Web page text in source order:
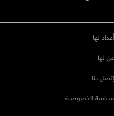
أعداد لها
عن لها
إتصل بنا
سياسة الخصوصية